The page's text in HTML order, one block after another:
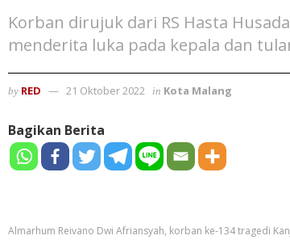
Korban dirujuk dari RS Hasta
menderita luka pada kepala dan
by RED 21 Oktober 2022 in Kota Malang
Bagikan Berita
Almarhum Reivano Dwi Afriansyah, korban ke-134 tragedi